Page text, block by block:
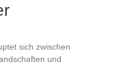
sich zwischen
und